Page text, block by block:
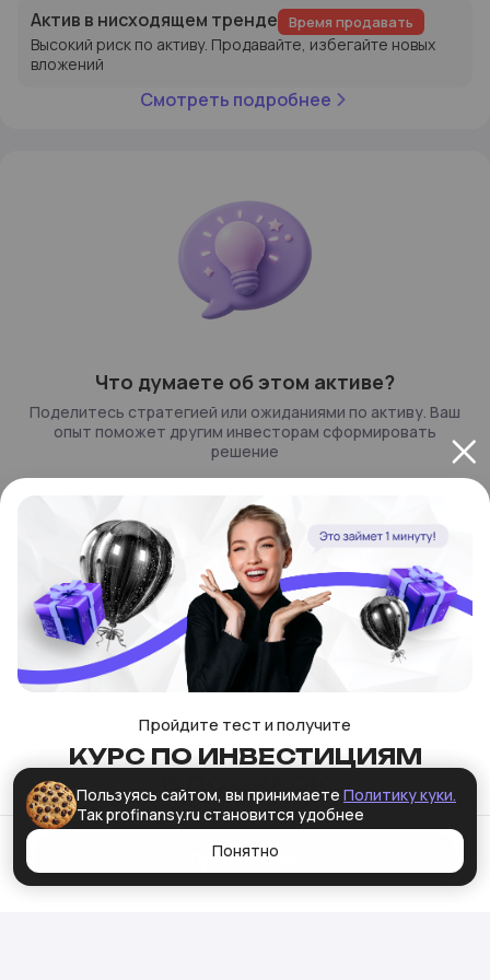
Актив в нисходящем тренде
Время продавать
Высокий риск по активу. Продавайте, избегайте новых
вложений
Смотреть подробнее
Что думаете об этом активе?
Поделитесь стратегией или ожиданиями по активу. Ваш
опыт поможет другим инвесторам сформировать
решение
В обсуждение
Пользуясь сайтом, вы принимаете Политику куки.
Так profinansy.ru становится удобнее
Понятно
Пройдите тест и получите
КУРС ПО ИНВЕСТИЦИЯМ
В ПОДАРОК
Пройти тест